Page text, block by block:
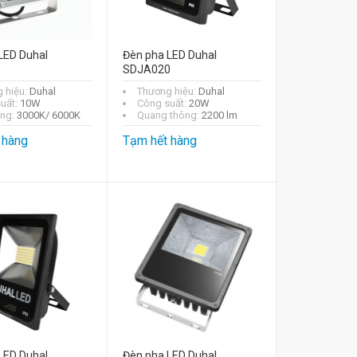
Duhal
hiệu: Duhal
10W
3000K/ 6000K
Đèn pha LED Duhal
SDJA020
Thương hiệu: Duhal
Công suất: 20W
Quang thông: 2200 lm
Tạm hết hàng